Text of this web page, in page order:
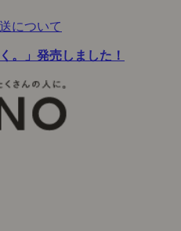
について
。」発売しました！